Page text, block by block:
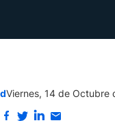
Viernes, 14 de Octubre